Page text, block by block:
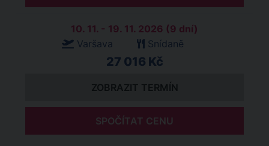
10. 11. - 19. 11. 2026 (9 dní)
Varšava
Snídaně
27 016 Kč
ZOBRAZIT TERMÍN
SPOČÍTAT CENU